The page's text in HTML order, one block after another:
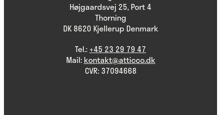
Højgaardsvej 25, Port 4
Thorning
DK 8620 Kjellerup Denmark
Tel.: +45 23 29 79 47
Mail: kontakt@atticco.dk
CVR: 37094668